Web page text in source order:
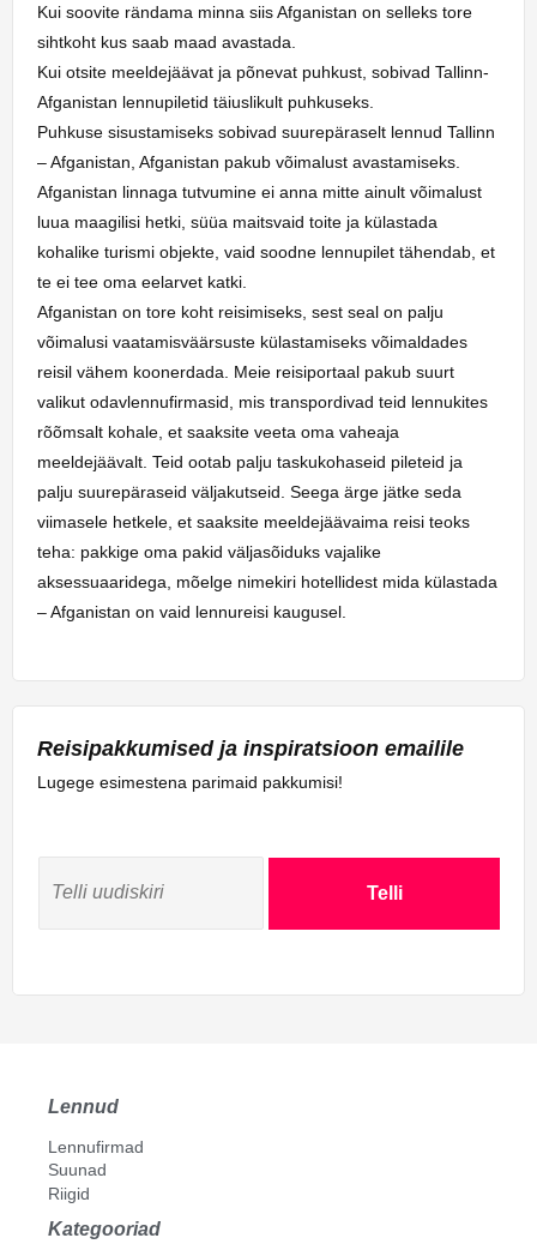
Kui soovite rändama minna siis Afganistan on selleks tore
sihtkoht kus saab maad avastada.
Kui otsite meeldejäävat ja põnevat puhkust, sobivad Tallinn-
Afganistan lennupiletid täiuslikult puhkuseks.
Puhkuse sisustamiseks sobivad suurepäraselt lennud Tallinn
– Afganistan, Afganistan pakub võimalust avastamiseks.
Afganistan linnaga tutvumine ei anna mitte ainult võimalust
luua maagilisi hetki, süüa maitsvaid toite ja külastada
kohalike turismi objekte, vaid soodne lennupilet tähendab, et
te ei tee oma eelarvet katki.
Afganistan on tore koht reisimiseks, sest seal on palju
võimalusi vaatamisväärsuste külastamiseks võimaldades
reisil vähem koonerdada. Meie reisiportaal pakub suurt
valikut odavlennufirmasid, mis transpordivad teid lennukites
rõõmsalt kohale, et saaksite veeta oma vaheaja
meeldejäävalt. Teid ootab palju taskukohaseid pileteid ja
palju suurepäraseid väljakutseid. Seega ärge jätke seda
viimasele hetkele, et saaksite meeldejäävaima reisi teoks
teha: pakkige oma pakid väljasõiduks vajalike
aksessuaaridega, mõelge nimekiri hotellidest mida külastada
– Afganistan on vaid lennureisi kaugusel.
Reisipakkumised ja inspiratsioon emailile
Lugege esimestena parimaid pakkumisi!
Telli
Lennud
Lennufirmad
Suunad
Riigid
Kategooriad